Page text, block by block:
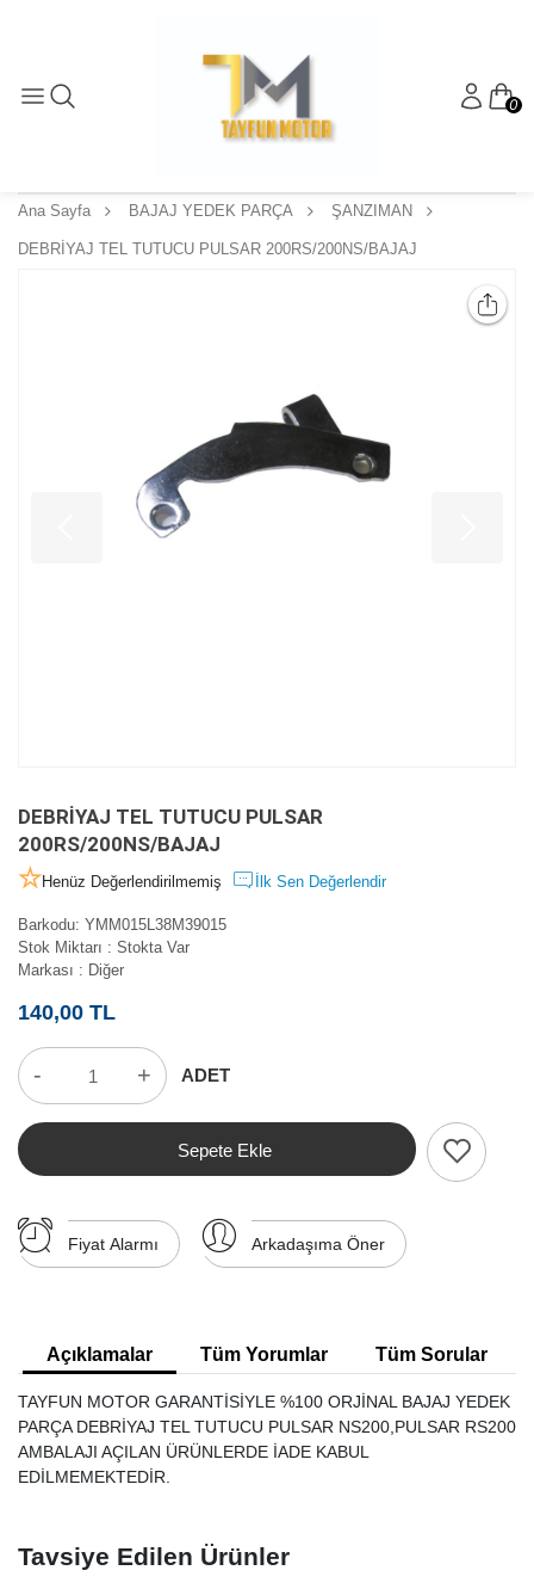
0
Ana Sayfa BAJAJ YEDEK PARÇA ŞANZIMAN
DEBRİYAJ TEL TUTUCU PULSAR 200RS/200NS/BAJAJ
DEBRİYAJ TEL TUTUCU PULSAR
200RS/200NS/BAJAJ
Henüz Değerlendirilmemiş İlk Sen Değerlendir
Barkodu: YMM015L38M39015
Stok Miktarı : Stokta Var
Markası : Diğer
140,00 TL
- + ADET
Sepete Ekle
Fiyat Alarmı Arkadaşıma Öner
Açıklamalar Tüm Yorumlar Tüm Sorular
TAYFUN MOTOR GARANTİSİYLE %100 ORJİNAL BAJAJ YEDEK
PARÇA DEBRİYAJ TEL TUTUCU PULSAR NS200,PULSAR RS200
AMBALAJI AÇILAN ÜRÜNLERDE İADE KABUL
EDİLMEMEKTEDİR.
Tavsiye Edilen Ürünler